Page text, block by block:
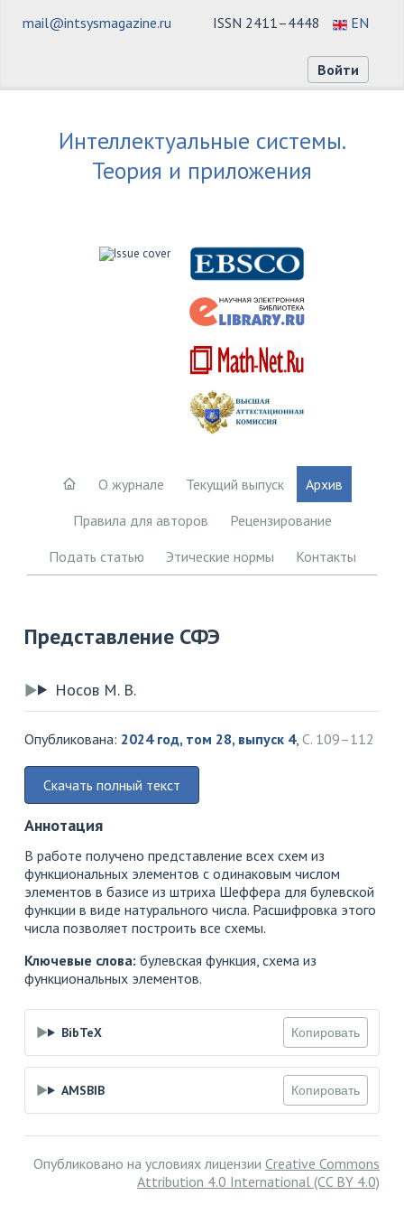
ISSN 2411–4448 EN
mail@intsysmagazine.ru
Войти
Интеллектуальные системы.
Теория и приложения
О журнале Текущий выпуск
Архив
Правила для авторов
Рецензирование
Подать статью
Этические нормы Контакты
Представление СФЭ
Носов М. В.
Опубликована: 2024 год, том 28, выпуск 4, С. 109–112
Скачать полный текст
Аннотация
В работе получено представление всех схем из
функциональных элементов с одинаковым числом
элементов в базисе из штриха Шеффера для булевской
функции в виде натурального числа. Расшифровка этого
числа позволяет построить все схемы.
Ключевые слова: булевская функция, схема из
функциональных элементов.
BibTeX Копировать
AMSBIB Копировать
Опубликовано на условиях лицензии Creative Commons
Attribution 4.0 International (CC BY 4.0)